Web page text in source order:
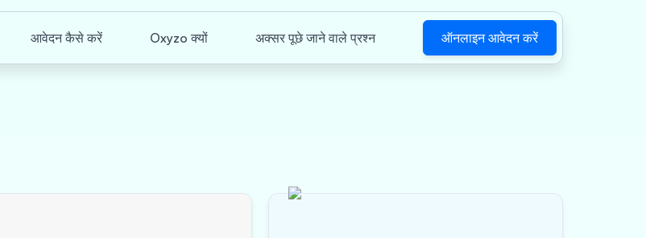
आवेदन कैसे करें Oxyzo क्यों अक्सर पूछे जाने वाले प्रश्न ऑनलाइन आवेदन करें